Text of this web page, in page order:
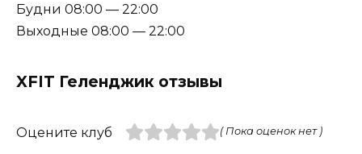
Будни 08:00 — 22:00
Выходные 08:00 — 22:00
XFIT Геленджик отзывы
Оцените клуб ( Пока оценок нет )